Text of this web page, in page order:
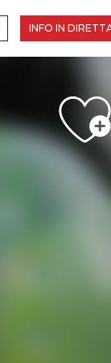
INFO IN